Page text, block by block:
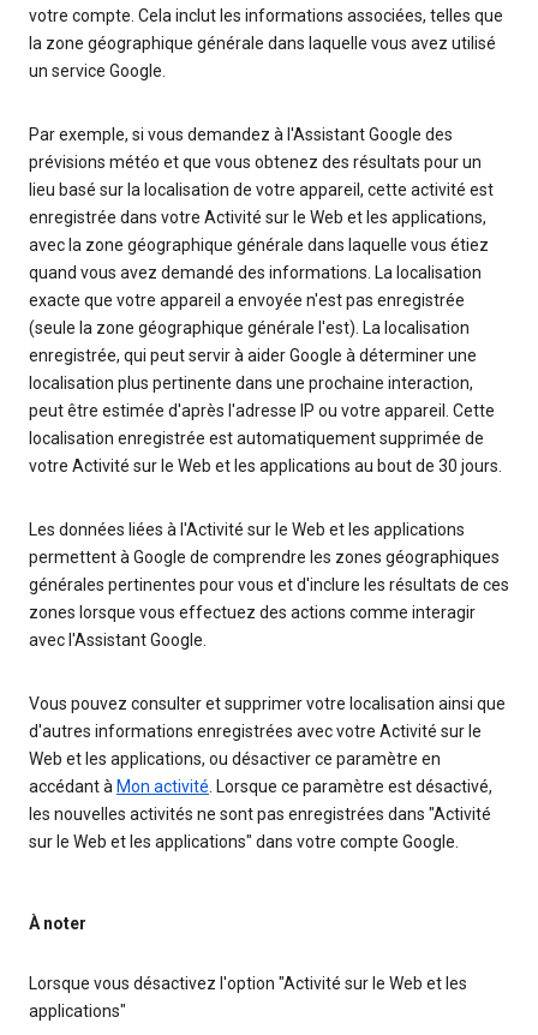
votre compte. Cela inclut les informations associées, telles que
la zone géographique générale dans laquelle vous avez utilisé
un service Google.
Par exemple, si vous demandez à l'Assistant Google des
prévisions météo et que vous obtenez des résultats pour un
lieu basé sur la localisation de votre appareil, cette activité est
enregistrée dans votre Activité sur le Web et les applications,
avec la zone géographique générale dans laquelle vous étiez
quand vous avez demandé des informations. La localisation
exacte que votre appareil a envoyée n'est pas enregistrée
(seule la zone géographique générale l'est). La localisation
enregistrée, qui peut servir à aider Google à déterminer une
localisation plus pertinente dans une prochaine interaction,
peut être estimée d'après l'adresse IP ou votre appareil. Cette
localisation enregistrée est automatiquement supprimée de
votre Activité sur le Web et les applications au bout de 30 jours.
Les données liées à l'Activité sur le Web et les applications
permettent à Google de comprendre les zones géographiques
générales pertinentes pour vous et d'inclure les résultats de ces
zones lorsque vous effectuez des actions comme interagir
avec l'Assistant Google.
Vous pouvez consulter et supprimer votre localisation ainsi que
d'autres informations enregistrées avec votre Activité sur le
Web et les applications, ou désactiver ce paramètre en
accédant à Mon activité. Lorsque ce paramètre est désactivé,
les nouvelles activités ne sont pas enregistrées dans "Activité
sur le Web et les applications" dans votre compte Google.
À noter
Lorsque vous désactivez l'option "Activité sur le Web et les
applications"